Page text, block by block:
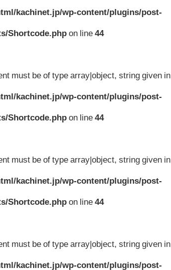
kachinet.jp/wp-content/plugins/post-
Shortcode.php on line44
must be of type array|object, string given in
kachinet.jp/wp-content/plugins/post-
Shortcode.php on line44
must be of type array|object, string given in
kachinet.jp/wp-content/plugins/post-
Shortcode.php on line44
must be of type array|object, string given in
kachinet.jp/wp-content/plugins/post-